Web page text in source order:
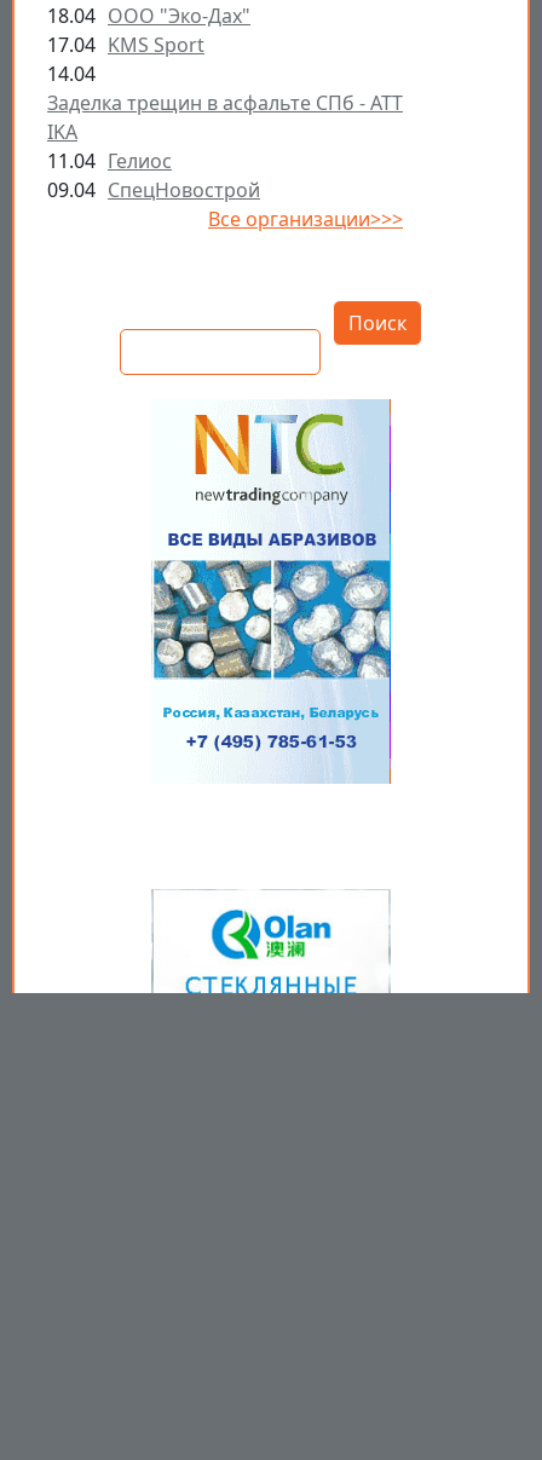
18.04 ООО "Эко-Дах"
17.04 KMS Sport
14.04
Заделка трещин в асфальте СПб - ATT
IKA
11.04 Гелиос
09.04 СпецНовострой
Все организации>>>